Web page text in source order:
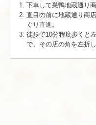
下車して巣鴨地蔵通り
直目の前に地蔵通り商
ぐり直進。
徒歩で10分程度歩くと
で、その店の角を左折し